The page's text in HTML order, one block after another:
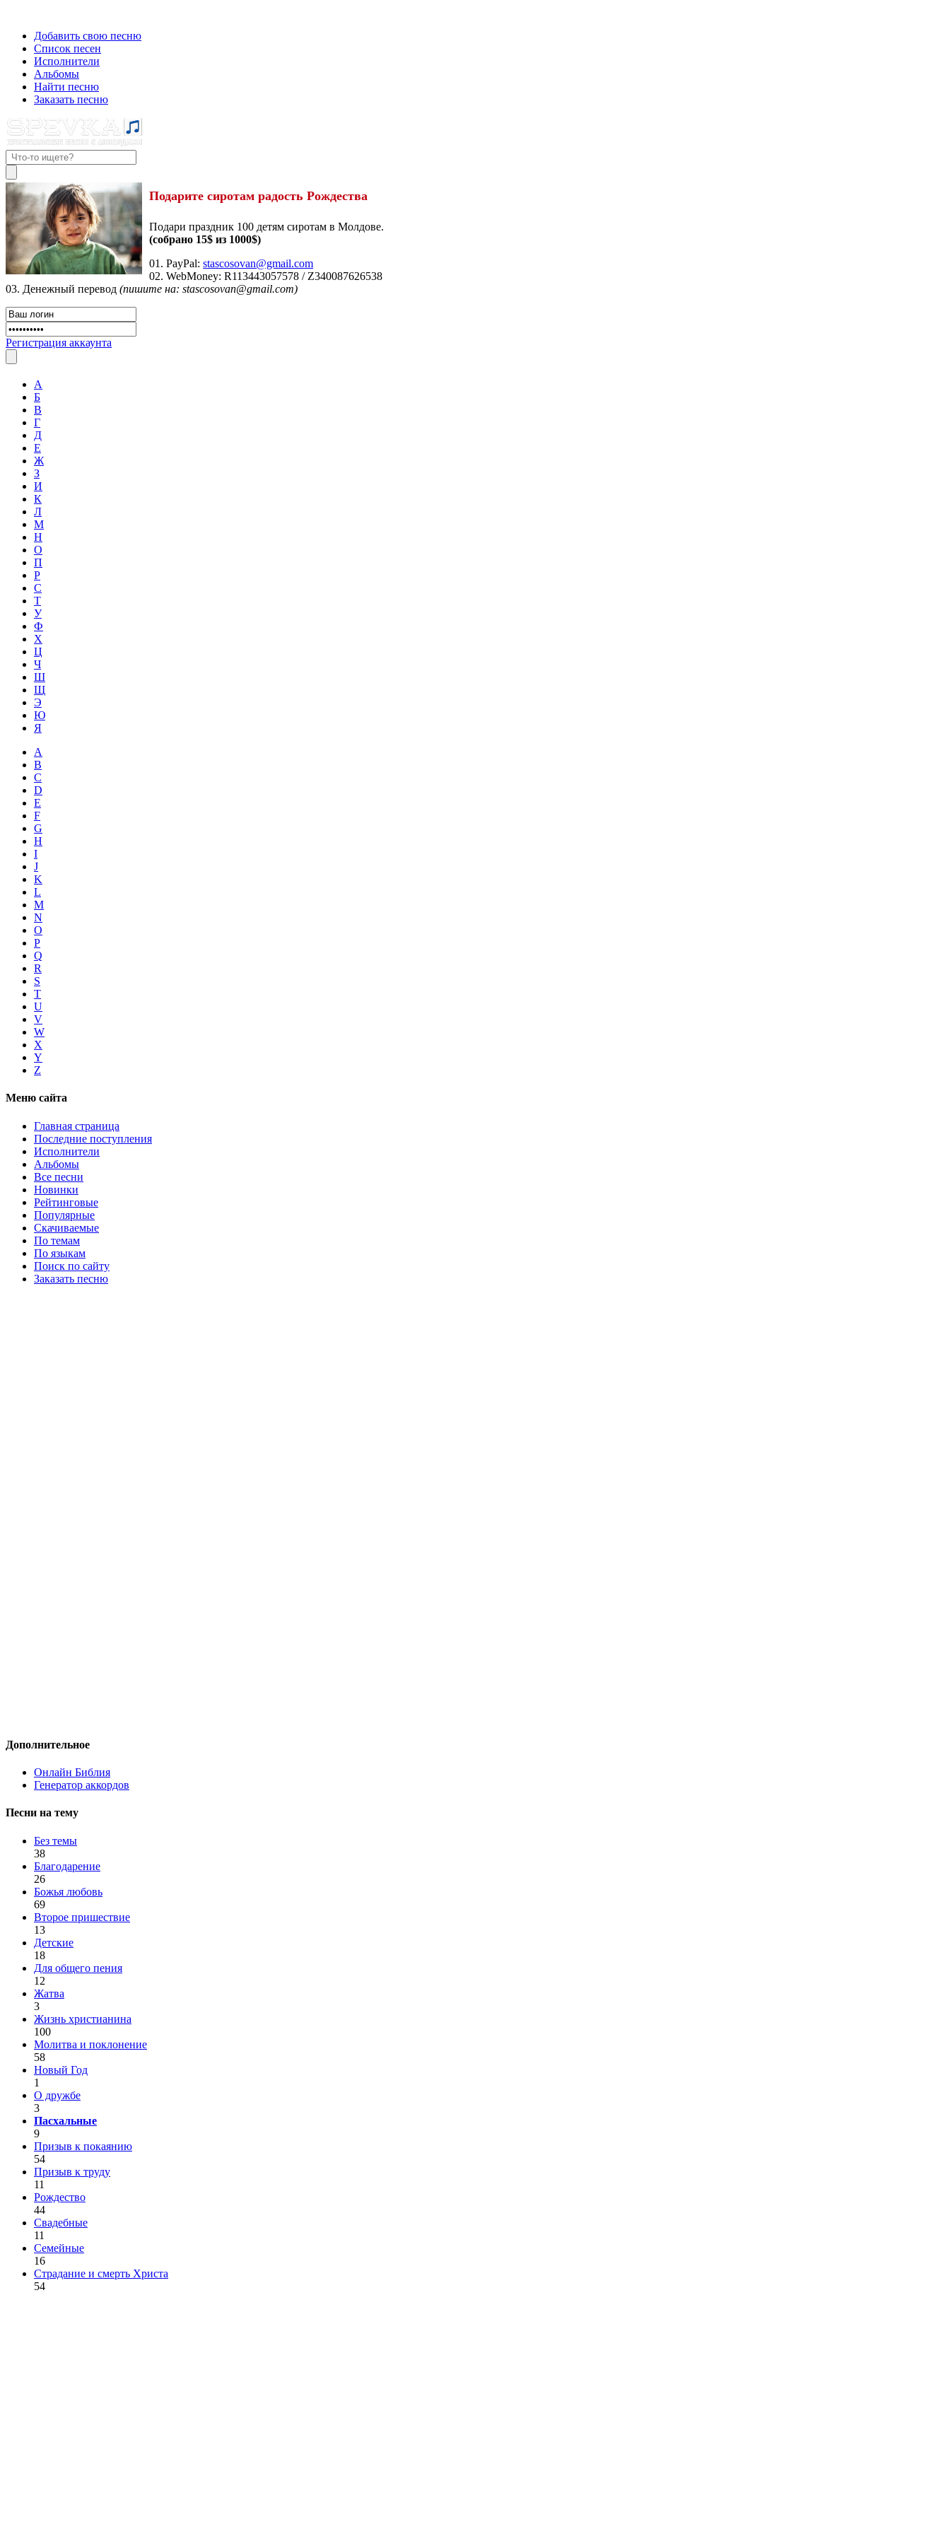
Добавить свою песню
Список песен
Исполнители
Альбомы
Найти песню
Заказать песню
Подарите сиротам радость Рождества
Подари праздник 100 детям сиротам в Молдове.
(собрано 15$ из 1000$)
01. PayPal:stascosovan@gmail.com
02. WebMoney:R113443057578 / Z340087626538
03. Денежный перевод (пишите на: stascosovan@gmail.com)
Регистрация аккаунта
А
Б
В
Г
Д
Е
Ж
З
И
К
Л
М
Н
О
П
Р
С
Т
У
Ф
Х
Ц
Ч
Ш
Щ
Э
Ю
Я
A
B
C
D
E
F
G
H
I
J
K
L
M
N
O
P
Q
R
S
T
U
V
W
X
Y
Z
Меню сайта
Главная страница
Последние поступления
Исполнители
Альбомы
Все песни
Новинки
Рейтинговые
Популярные
Скачиваемые
По темам
По языкам
Поиск по сайту
Заказать песню
Дополнительное
Онлайн Библия
Генератор аккордов
Песни на тему
Без темы
38
Благодарение
26
Божья любовь
69
Второе пришествие
13
Детские
18
Для общего пения
12
Жатва
3
Жизнь христианина
100
Молитва и поклонение
58
Новый Год
1
О дружбе
3
Пасхальные
9
Призыв к покаянию
54
Призыв к труду
11
Рождество
44
Свадебные
11
Семейные
16
Страдание и смерть Христа
54